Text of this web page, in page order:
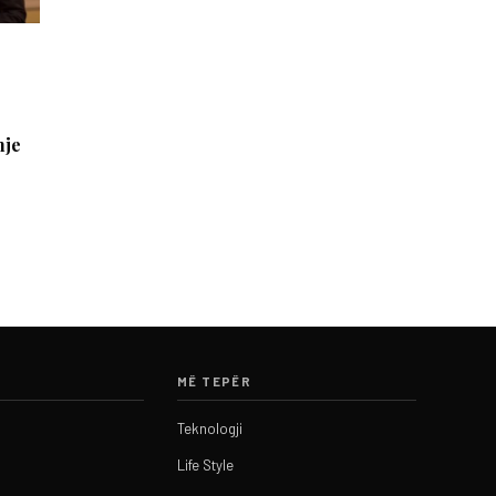
MË TEPËR
Teknologji
Life Style